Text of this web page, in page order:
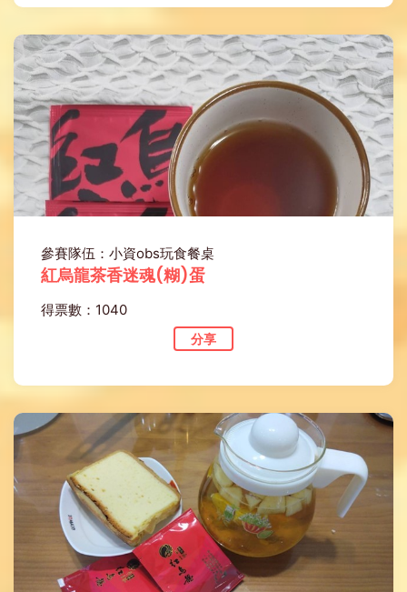
參賽隊伍：小資obs玩食餐桌
紅烏龍茶香迷魂(糊)蛋
得票數：1040
分享